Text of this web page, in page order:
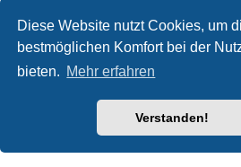
Diese Website nutzt Cookies, um
bestmöglichen Komfort bei der
bieten. Mehr erfahren
Verstanden!